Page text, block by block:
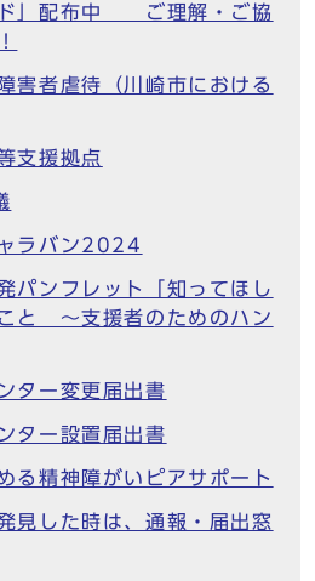
」配布中 ご理解・ご協
害者虐待（川崎市における
支援拠点
ラバン2024
パンフレット「知ってほし
と ～支援者のためのハン
ター変更届出書
ター設置届出書
る精神障がいピアサポート
見した時は、通報・届出窓